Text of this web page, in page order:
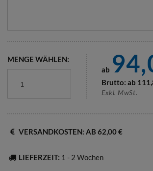
MENGE WÄHLEN:
ab
Brutto: ab
Exkl. MwSt.
VERSANDKOSTEN: AB 62,00 €
LIEFERZEIT: 1 - 2 Wochen